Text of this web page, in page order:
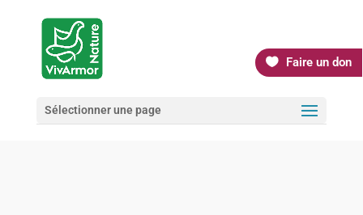
Faire un don
Sélectionner une page